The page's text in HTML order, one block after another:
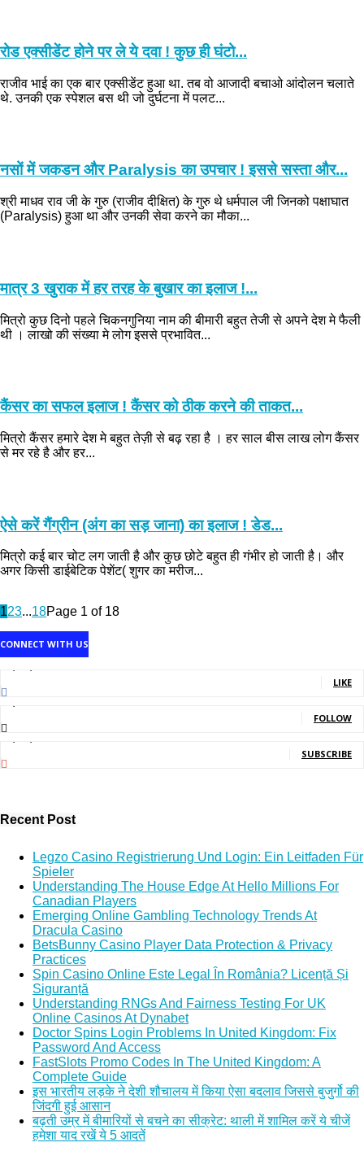
रोड एक्सीडेंट होने पर ले ये दवा ! कुछ ही घंटो...
राजीव भाई का एक बार एक्सीडेंट हुआ था. तब वो आजादी बचाओ आंदोलन चलाते
थे. उनकी एक स्पेशल बस थी जो दुर्घटना में पलट...
नसों में जकडन और Paralysis का उपचार ! इससे सस्ता और...
श्री माधव राव जी के गुरु (राजीव दीक्षित) के गुरु थे धर्मपाल जी जिनको पक्षाघात
(Paralysis) हुआ था और उनकी सेवा करने का मौका...
मात्र 3 खुराक में हर तरह के बुखार का इलाज !...
मित्रो कुछ दिनो पहले चिकनगुनिया नाम की बीमारी बहुत तेजी से अपने देश मे फैली
थी । लाखो की संख्या मे लोग इससे प्रभावित...
कैंसर का सफल इलाज ! कैंसर को ठीक करने की ताकत...
मित्रो कैंसर हमारे देश मे बहुत तेज़ी से बढ़ रहा है । हर साल बीस लाख लोग कैंसर
से मर रहे है और हर...
ऐसे करें गैंग्रीन (अंग का सड़ जाना) का इलाज ! डेड...
मित्रो कई बार चोट लग जाती है और कुछ छोटे बहुत ही गंभीर हो जाती है। और
अगर किसी डाईबेटिक पेशेंट( शुगर का मरीज...
123...18Page 1 of 18
CONNECT WITH US
LIKE
FOLLOW
SUBSCRIBE
Recent Post
Legzo Casino Registrierung Und Login: Ein Leitfaden Für
Spieler
Understanding The House Edge At Hello Millions For
Canadian Players
Emerging Online Gambling Technology Trends At
Dracula Casino
BetsBunny Casino Player Data Protection & Privacy
Practices
Spin Casino Online Este Legal În România? Licență Și
Siguranță
Understanding RNGs And Fairness Testing For UK
Online Casinos At Dynabet
Doctor Spins Login Problems In United Kingdom: Fix
Password And Access
FastSlots Promo Codes In The United Kingdom: A
Complete Guide
इस भारतीय लड़के ने देशी शौचालय में किया ऐसा बदलाव जिससे बुजुर्गो की
जिंदगी हुई आसान
बढ़ती उम्र में बीमारियों से बचने का सीक्रेट: थाली में शामिल करें ये चीजें
हमेशा याद रखें ये 5 आदतें